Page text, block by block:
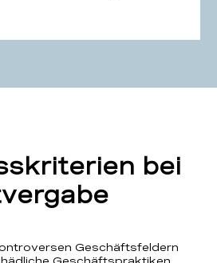
bei
Geschäftsfeldern
Geschäftspraktiken